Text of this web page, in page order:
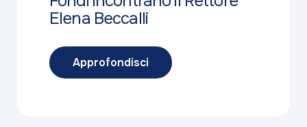
Elena Beccalli
Approfondisci